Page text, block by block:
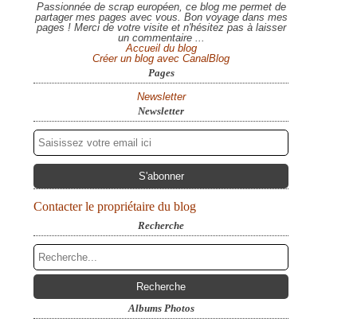
Passionnée de scrap européen, ce blog me permet de
partager mes pages avec vous. Bon voyage dans mes
pages ! Merci de votre visite et n'hésitez pas à laisser
un commentaire ...
Accueil du blog
Créer un blog avec CanalBlog
Pages
Newsletter
Newsletter
Contacter le propriétaire du blog
Recherche
Albums Photos